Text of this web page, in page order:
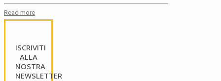
Read more
ISCRIVITI
ALLA
NOSTRA
NEWSLETTER